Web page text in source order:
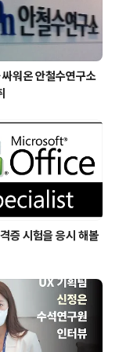
워온 안철수연구소
증 시험을 응시 해볼